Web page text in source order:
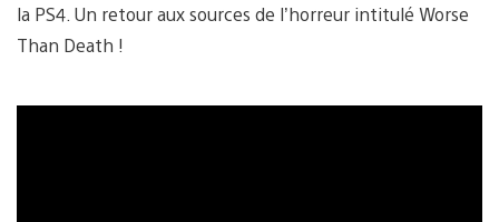
la PS4. Un retour aux sources de l’horreur intitulé Worse
Than Death !